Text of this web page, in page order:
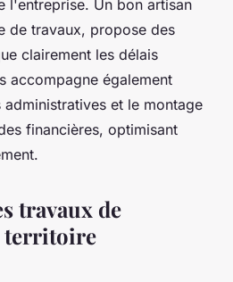
l'entreprise. Un bon artisan
de travaux, propose des
clairement les délais
accompagne également
et le montage
financières, optimisant
travaux de
territoire